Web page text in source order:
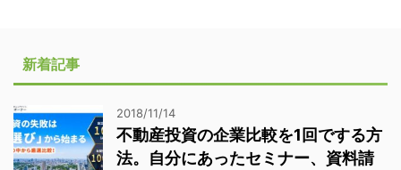
新着記事
2018/11/14
不動産投資の企業比較を1回でする方
法。自分にあったセミナー、資料請